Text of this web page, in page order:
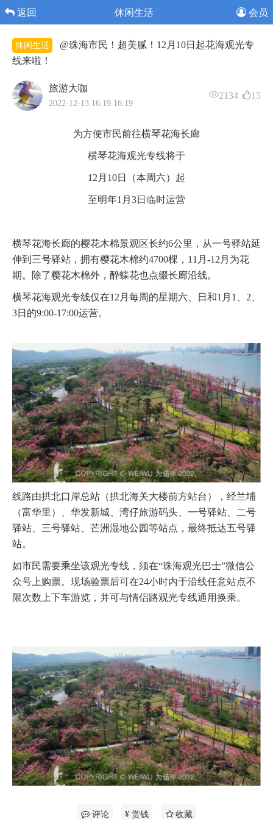
返回 休闲生活 会员
休闲生活
@珠海市民！超美腻！12月10日起花海观光专
线来啦！
旅游大咖
2022-12-13 16:19 16:19
2134 15
为方便市民前往横琴花海长廊
横琴花海观光专线将于
12月10日（本周六）起
至明年1月3日临时运营
横琴花海长廊的樱花木棉景观区长约6公里，从一号驿站延
伸到三号驿站，拥有樱花木棉约4700棵，11月-12月为花
期。除了樱花木棉外，醉蝶花也点缀长廊沿线。
横琴花海观光专线仅在12月每周的星期六、日和1月1、2、
3日的9:00-17:00运营。
线路由拱北口岸总站（拱北海关大楼前方站台），经兰埔
（富华里）、华发新城、湾仔旅游码头、一号驿站、二号
驿站、三号驿站、芒洲湿地公园等站点，最终抵达五号驿
站。
如市民需要乘坐该观光专线，须在“珠海观光巴士”微信公
众号上购票。现场验票后可在24小时内于沿线任意站点不
限次数上下车游览，并可与情侣路观光专线通用换乘。
评论 ¥ 赏钱 收藏